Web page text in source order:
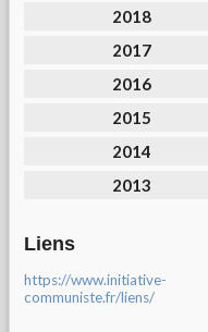
2018
2017
2016
2015
2014
2013
Liens
https://www.initiative-
communiste.fr/liens/